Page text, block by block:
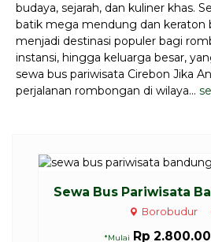
budaya, sejarah, dan kuliner khas.
batik mega mendung dan keraton
menjadi destinasi populer bagi
instansi, hingga keluarga besar,
sewa bus pariwisata Cirebon Jika
perjalanan rombongan di wilaya...
Sewa Bus Pariwisata
Borobudur
*Mulai Rp